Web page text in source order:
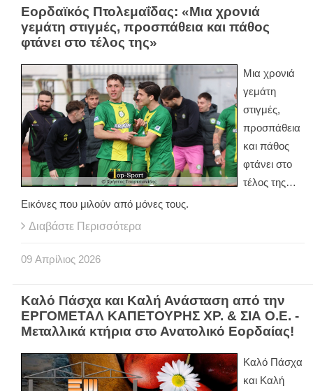
Εορδαϊκός Πτολεμαΐδας: «Μια χρονιά
γεμάτη στιγμές, προσπάθεια και πάθος
φτάνει στο τέλος της»
Μια χρονιά
γεμάτη
στιγμές,
προσπάθεια
και πάθος
φτάνει στο
τέλος της…
Εικόνες που μιλούν από μόνες τους.
Διαβάστε Περισσότερα
09 Απρίλιος 2026
Καλό Πάσχα και Καλή Ανάσταση από την
ΕΡΓΟΜΕΤΑΛ ΚΑΠΕΤΟΥΡΗΣ ΧΡ. & ΣΙΑ Ο.Ε. -
Μεταλλικά κτήρια στο Ανατολικό Εορδαίας!
Καλό Πάσχα
και Καλή